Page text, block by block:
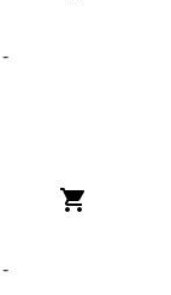
-
-